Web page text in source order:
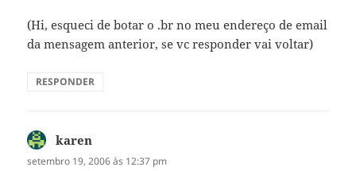
(Hi, esqueci de botar o .br no meu endereço de email
da mensagem anterior, se vc responder vai voltar)
RESPONDER
karen
setembro 19, 2006 às 12:37 pm